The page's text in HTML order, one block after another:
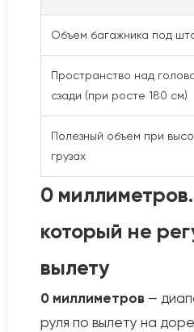
Объем багажника под
Пространство над
сзади (при росте 180 см)
Полезный объем при
грузах
0
который не
вылету
0 миллиметров —
руля по вылету на